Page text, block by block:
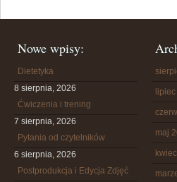
Nowe wpisy:
Dietetyka
8 sierpnia, 2026
Ćwiczenia i trening
7 sierpnia, 2026
Pytania od czytelników
6 sierpnia, 2026
Postprodukcja i Edycja Zdjęć
maj